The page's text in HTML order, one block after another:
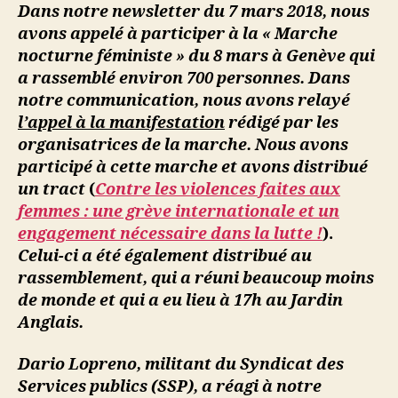
Dans notre newsletter du 7 mars 2018, nous
avons appelé à participer à la « Marche
nocturne féministe » du 8 mars à Genève qui
a rassemblé environ 700 personnes. Dans
notre communication, nous avons relayé
l’appel à la manifestationrédigé par les
organisatricesde la marche. Nous avons
participé à cette marche et avons distribué
un tract (Contre les violences faites aux
femmes : une grève internationale et un
engagement nécessaire dans la lutte !).
Celui-ci a été également distribué au
rassemblement, qui a réuni beaucoup moins
de monde et qui a eu lieu à 17h au Jardin
Anglais.
Dario Lopreno, militant du Syndicat des
Services publics (SSP), a réagi à notre